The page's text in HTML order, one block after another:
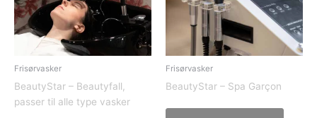
Frisørvasker
BeautyStar – Beautyfall,
passer til alle type vasker
Frisørvasker
BeautyStar – Spa Garçon